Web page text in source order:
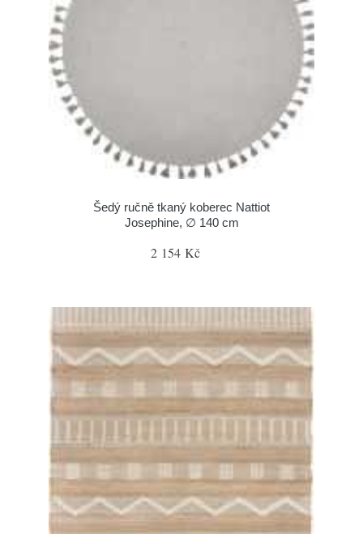
Šedý ručně tkaný koberec Nattiot
Josephine, ∅ 140 cm
2 154 Kč